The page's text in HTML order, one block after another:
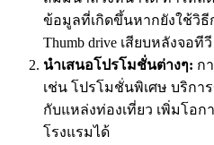
ข้อมูลที่เกิดขึ้นหากยังใช้วิธี
Thumb drive เสียบหลังจอทีวี
นำเสนอโปรโมชั่นต่างๆ: ก
เช่น โปรโมชั่นพิเศษ บริกา
กับแหล่งท่องเที่ยว เพิ่มโอก
โรงแรมได้